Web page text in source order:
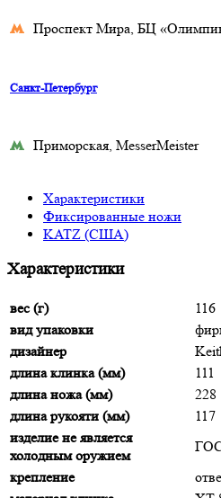
Проспект Мира, БЦ
Санкт-Петербург
Приморская, MesserMeister
Характеристики
Фиксированные ножи
KATZ (США)
Характеристики
вес (г)
116
вид упаковки
дизайнер
длина клинка (мм)
111
длина ножа (мм)
228
длина рукояти (мм)
117
изделие не является
холодным оружием
крепление